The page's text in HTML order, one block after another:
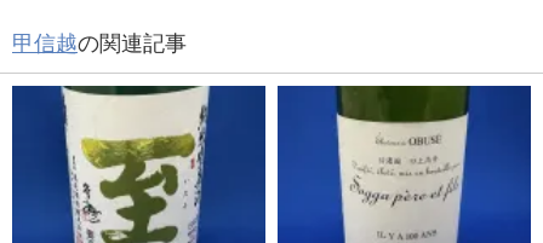
甲信越の関連記事